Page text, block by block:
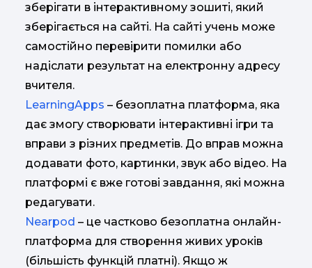
зберігати в інтерактивному зошиті, який
зберігається на сайті. На сайті учень може
самостійно перевірити помилки або
надіслати результат на електронну адресу
вчителя.
LearningApps – безоплатна платформа, яка
дає змогу створювати інтерактивні ігри та
вправи з різних предметів. До вправ можна
додавати фото, картинки, звук або відео. На
платформі є вже готові завдання, які можна
редагувати.
Nearpod – це частково безоплатна онлайн-
платформа для створення живих уроків
(більшість функцій платні). Якщо ж